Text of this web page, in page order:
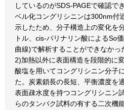
しているのがSDS-PAGEで確認で
ベル化コングリシニンは300nm付
示したため、分子構造上の変化を
トル、cis-パリナリン酸によるSo
曲線)で解析することができなかっ
2)加熱以外に表面構造を段階的に
酸塩を用いてコングリシニン分子
た。炭素鎖長の長短、平衡濃度を
表面疎水度を持つコングリシニン
らのタンパク試料の有する二次機